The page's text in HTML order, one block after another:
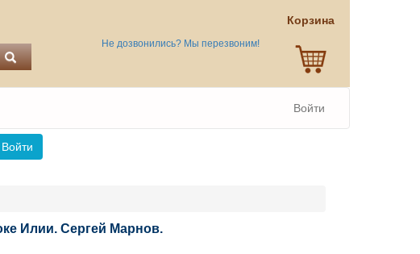
Не дозвонились? Мы перезвоним!
Корзина
Войти
Войти
Илии. Сергей Марнов.